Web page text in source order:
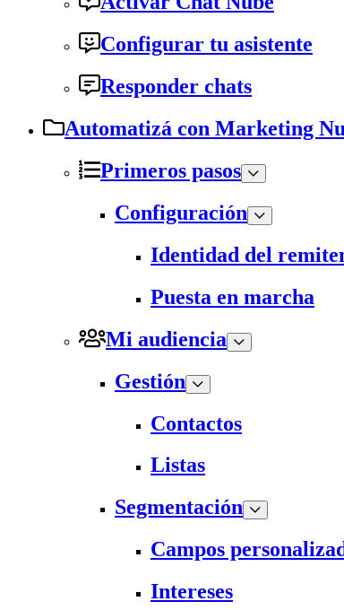
Configurar tu asistente
Responder chats
Automatizá con Marketing
Primeros pasos
Configuración
Identidad del
Puesta en marcha
Mi audiencia
Gestión
Contactos
Listas
Segmentación
Campos
Intereses